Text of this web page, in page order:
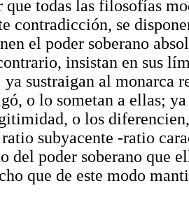
todas las filosofías
contradicción, se
el poder soberano
insistan en sus
sustraigan al monarca
o lo sometan a ellas;
o los
subyacente -ratio
del poder soberano que
que de este modo